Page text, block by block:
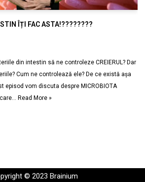
ÎȚI FAC ASTA!????????
din intestin să ne controleze CREIERUL? Dar
Cum ne controlează ele? De ce există așa
episod vom discuta despre MICROBIOTA
care… Read More »
© 2023 Brainium